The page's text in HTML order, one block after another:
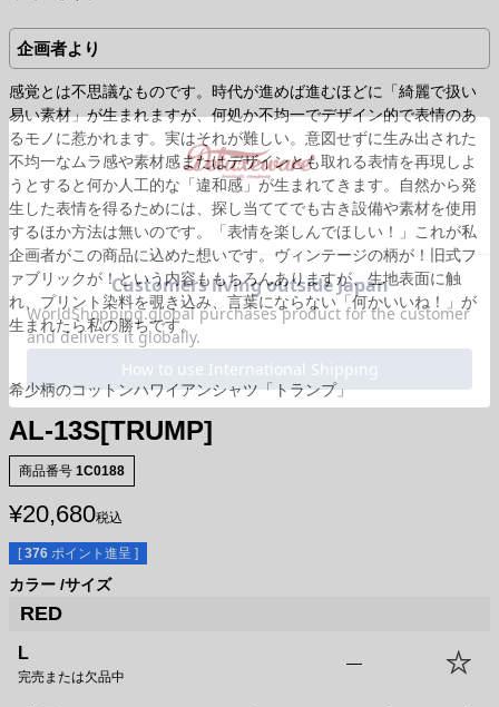
企画者より
感覚とは不思議なものです。時代が進めば進むほどに「綺麗で扱い
易い素材」が生まれますが、何処か不均一でデザイン的で表情のあ
るモノに惹かれます。実はそれが難しい。意図せずに生み出された
不均一なムラ感や素材感またはデザインとも取れる表情を再現しよ
うとすると何か人工的な「違和感」が生まれてきます。自然から発
生した表情を得るためには、探し当ててでも古き設備や素材を使用
するほか方法は無いのです。「表情を楽しんでほしい！」これが私
企画者がこの商品に込めた想いです。ヴィンテージの柄が！旧式フ
ァブリックが！という内容ももちろんありますが、生地表面に触
れ、プリント染料を覗き込み、言葉にならない「何かいいね！」が
生まれたら私の勝ちです。
希少柄のコットンハワイアンシャツ「トランプ」
AL-13S[TRUMP]
商品番号 1C0188
¥20,680税込
[ 376 ポイント進呈 ]
カラー サイズ
RED
L
完売または欠品中
—